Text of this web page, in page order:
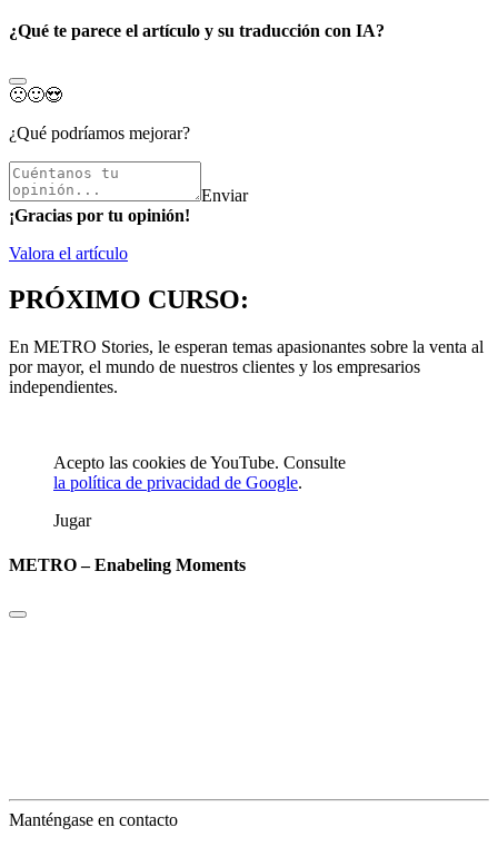
¿Qué te parece el artículo y su traducción con IA?
🙁🙂😍
¿Qué podríamos mejorar?
Enviar
¡Gracias por tu opinión!
Valora el artículo
PRÓXIMO CURSO:
En METRO Stories, le esperan temas apasionantes sobre la venta al
por mayor, el mundo de nuestros clientes y los empresarios
independientes.
Acepto las cookies de YouTube. Consulte
la política de privacidad de Google.
Jugar
METRO – Enabeling Moments
Manténgase en contacto